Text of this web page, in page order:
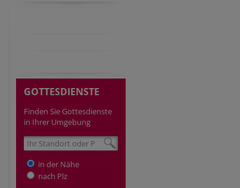
GOTTESDIENSTE
Finden Sie Gottesdienste
in Ihrer Umgebung
in der Nähe
nach Plz